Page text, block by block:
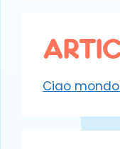
Ciao